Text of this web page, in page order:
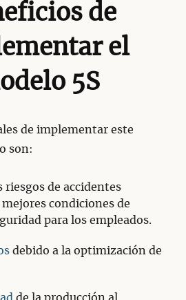
de
el
5S
de implementar este
son:
riesgos de accidentes
mejores condiciones de
para los empleados.
debido a la optimización de
de la producción al